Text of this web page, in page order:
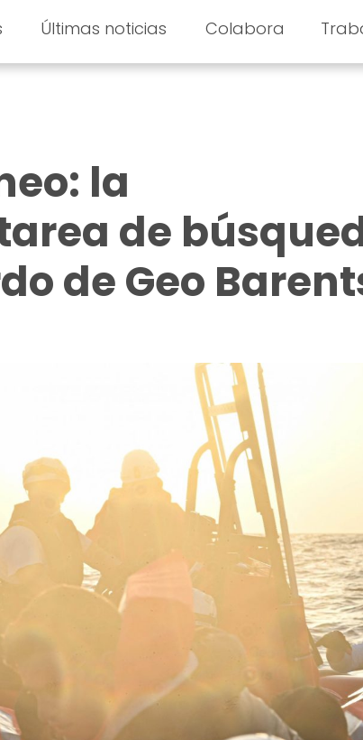
Últimas noticias Colabora
la
de
de Geo